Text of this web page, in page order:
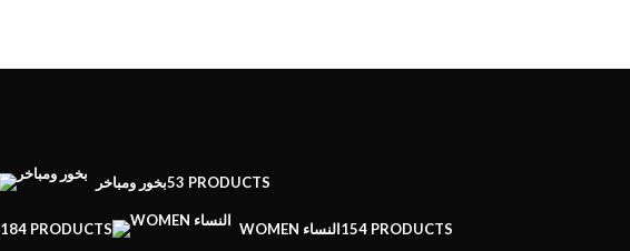
بخور ومباخر53 PRODUCTS
184 PRODUCTS WOMEN النساء154 PRODUCTS